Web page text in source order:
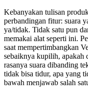
Kebanyakan tulisan
perbandingan fitur: suara
ya/tidak. Tidak satu pun
memakai alat seperti ini.
saat mempertimbangkan
sebaiknya kupilih, apakah
rasanya suara dibanding
tidak bisa tidur, apa yang
bawah menjawab salah